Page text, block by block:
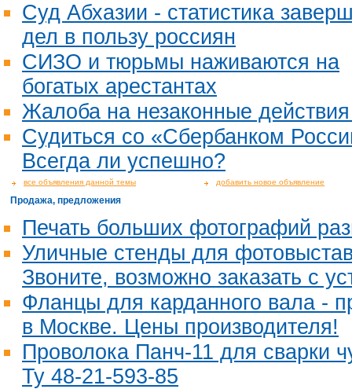
Суд Абхазии - статистика
дел в пользу россиян
СИЗО и тюрьмы наживаются на
богатых арестантах
Жалоба на незаконные
Судиться со «Сбербанком
Всегда ли успешно?
добавить новое объявление
все объявления данной темы
Продажа, предложения
Печать больших фотографий
Уличные стенды для
Звоните, возможно заказать с
Фланцы для карданного вала -
в Москве. Цены производителя!
Проволока Панч-11 для сварки
Ту 48-21-593-85